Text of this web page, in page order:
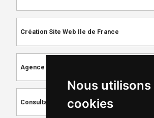
Nous utilisons
cookies
Création Site Web Ile de France
Agence de Référencement
Consultant SEO